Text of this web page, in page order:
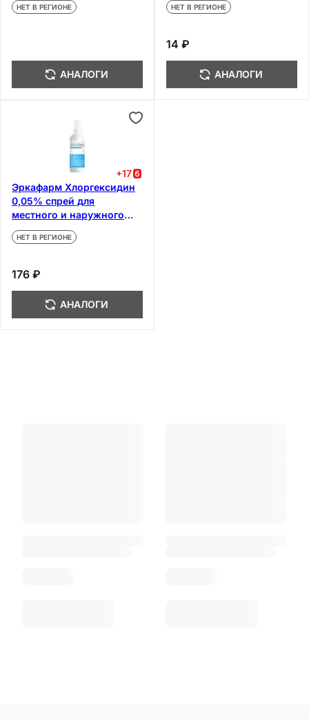
НЕТ В РЕГИОНЕ
АНАЛОГИ
100 мл
НЕТ В РЕГИОНЕ
14 ₽
АНАЛОГИ
+17
Эркафарм Хлоргексидин
0,05% спрей для
местного и наружного
применения 150 мл
НЕТ В РЕГИОНЕ
176 ₽
АНАЛОГИ